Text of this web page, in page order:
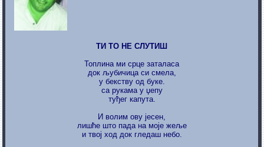
TИ ТО НЕ СЛУТИШ
Топлина ми срце заталаса
док љубичица си смела,
у бекству од буке.
са рукама у џепу
туђег капута.
И волим ову јесен,
лишће што пада на моје жеље
и твој ход док гледаш небо.